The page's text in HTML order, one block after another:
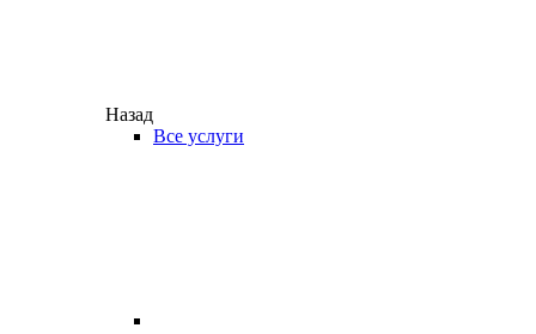
Назад
Все услуги